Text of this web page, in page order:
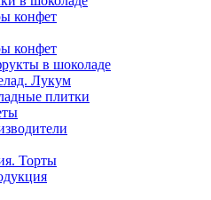
конфет
конфет
в шоколаде
Лукум
плитки
Торты